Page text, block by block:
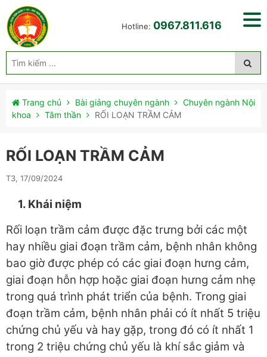
Hotline: 0967.811.616
Trang chủ Bài giảng chuyên ngành
Chuyên ngành Nội
khoa
Tâm thần RỐI LOẠN TRẦM CẢM
RỐI LOẠN TRẦM CẢM
T3, 17/09/2024
1. Khái niệm
Rối loạn trầm cảm được đặc trưng bởi các một
hay nhiều giai đoạn trầm cảm, bệnh nhân không
bao giờ được phép có các giai đoạn hưng cảm,
giai đoạn hỗn hợp hoặc giai đoạn hưng cảm nhẹ
trong quá trình phát triển của bệnh. Trong giai
đoạn trầm cảm, bệnh nhân phải có ít nhất 5 triệu
chứng chủ yếu và hay gặp, trong đó có ít nhất 1
trong 2 triệu chứng chủ yếu là khí sắc giảm và